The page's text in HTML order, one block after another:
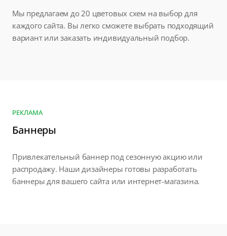
Мы предлагаем до 20 цветовых схем на выбор для
каждого сайта. Вы легко сможете выбрать подходящий
вариант или заказать индивидуальный подбор.
РЕКЛАМА
Баннеры
Привлекательный баннер под сезонную акцию или
распродажу. Наши дизайнеры готовы разработать
баннеры для вашего сайта или интернет-магазина.